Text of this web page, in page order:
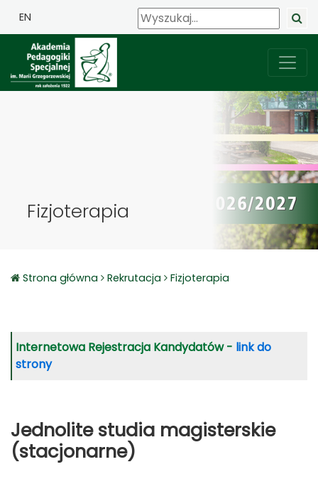
EN
Fizjoterapia
Strona główna Rekrutacja Fizjoterapia
Internetowa Rejestracja Kandydatów - link do
strony
Jednolite studia magisterskie
(stacjonarne)